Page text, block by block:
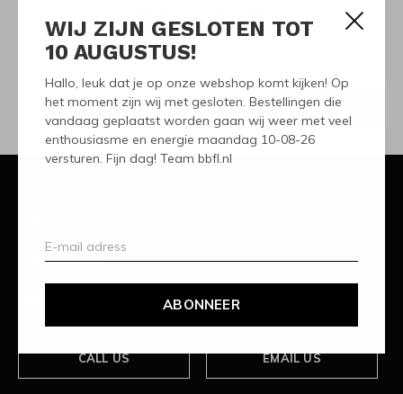
WIJ ZIJN GESLOTEN TOT
10 AUGUSTUS!
Hallo, leuk dat je op onze webshop komt kijken! Op
het moment zijn wij met gesloten. Bestellingen die
vandaag geplaatst worden gaan wij weer met veel
enthousiasme en energie maandag 10-08-26
versturen. Fijn dag! Team bbfl.nl
ABONNEER
Ontvang de nieuwste aanbiedingen en promoties
ABONNEER
Categorieën
CALL US EMAIL US